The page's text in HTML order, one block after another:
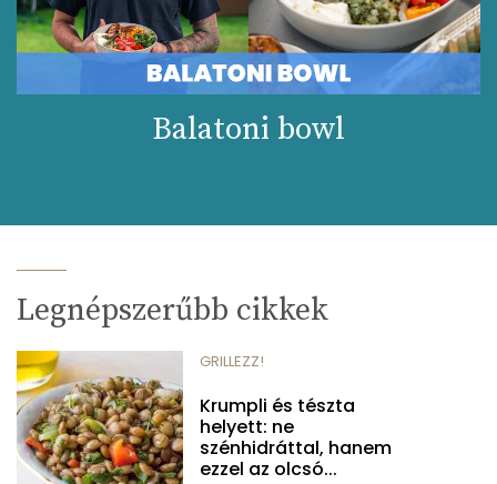
Balatoni bowl
Legnépszerűbb cikkek
GRILLEZZ!
Krumpli és tészta
helyett: ne
szénhidráttal, hanem
ezzel az olcsó...